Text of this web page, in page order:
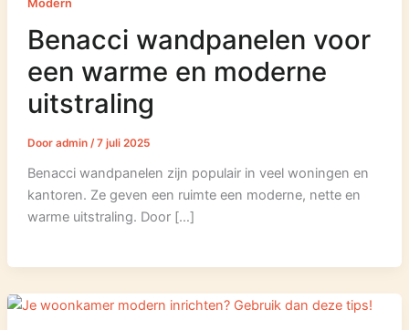
Modern
Benacci wandpanelen voor
een warme en moderne
uitstraling
Door admin /7 juli 2025
Benacci wandpanelen zijn populair in veel woningen en
kantoren. Ze geven een ruimte een moderne, nette en
warme uitstraling. Door […]